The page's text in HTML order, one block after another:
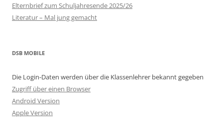
Elternbrief zum Schuljahresende 2025/26
Literatur – Mal jung gemacht
DSB MOBILE
Die Login-Daten werden über die Klassenlehrer bekannt gegeben
Zugriff über einen Browser
Android Version
Apple Version